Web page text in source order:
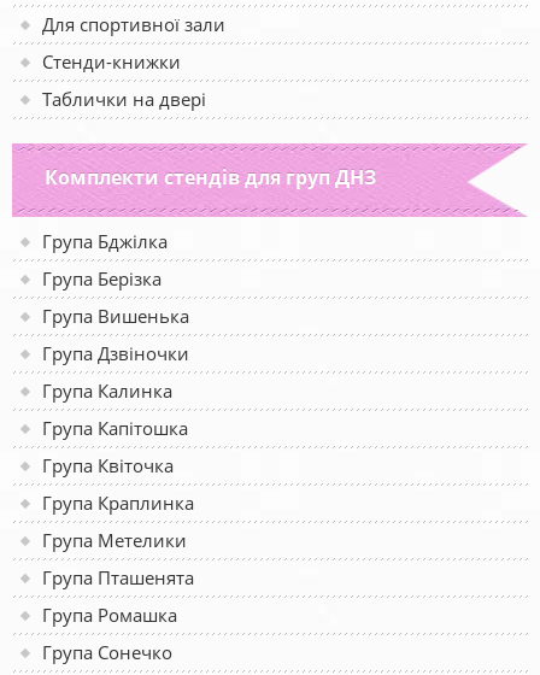
Для спортивної зали
Стенди-книжки
Таблички на двері
Комплекти стендів для груп ДНЗ
Група Бджілка
Група Берізка
Група Вишенька
Група Дзвіночки
Група Калинка
Група Капітошка
Група Квіточка
Група Краплинка
Група Метелики
Група Пташенята
Група Ромашка
Група Сонечко